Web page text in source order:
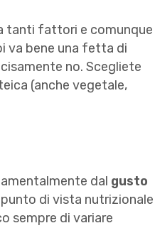
tanti fattori e comunque
va bene una fetta di
no. Scegliete
(anche vegetale,
dal gusto
punto di vista nutrizionale
sempre di variare